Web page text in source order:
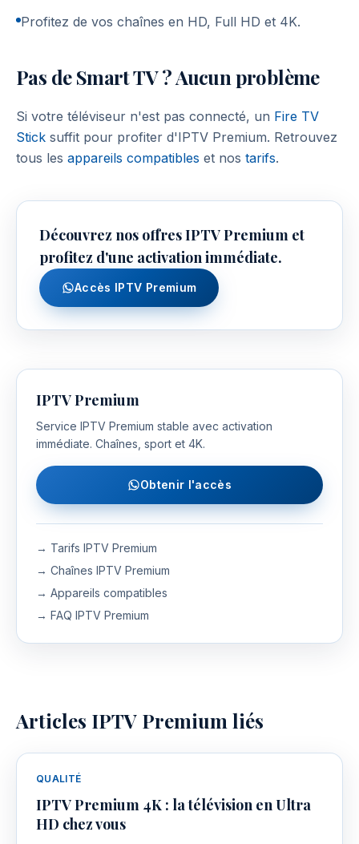
Profitez de vos chaînes en HD, Full HD et 4K.
Pas de Smart TV ? Aucun problème
Si votre téléviseur n'est pas connecté, un Fire TV
Stick suffit pour profiter d'IPTV Premium. Retrouvez
tous les appareils compatibles et nos tarifs.
Découvrez nos offres IPTV Premium et
profitez d'une activation immédiate.
Accès IPTV Premium
IPTV Premium
Service IPTV Premium stable avec activation
immédiate. Chaînes, sport et 4K.
Obtenir l'accès
→ Tarifs IPTV Premium
→ Chaînes IPTV Premium
→ Appareils compatibles
→ FAQ IPTV Premium
Articles IPTV Premium liés
QUALITÉ
IPTV Premium 4K : la télévision en Ultra
HD chez vous